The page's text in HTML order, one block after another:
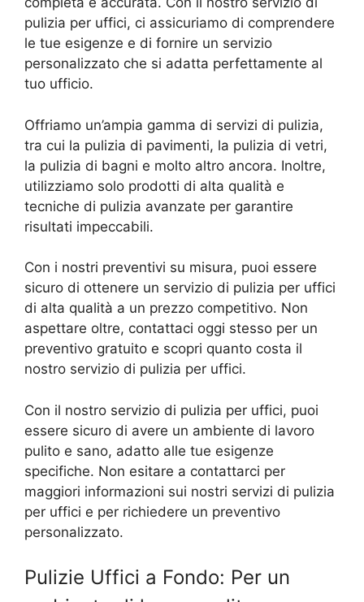
pulizia per uffici, ci assicuriamo di comprendere
le tue esigenze e di fornire un servizio
personalizzato che si adatta perfettamente al
tuo ufficio.
Offriamo un’ampia gamma di servizi di pulizia,
tra cui la pulizia di pavimenti, la pulizia di vetri,
la pulizia di bagni e molto altro ancora. Inoltre,
utilizziamo solo prodotti di alta qualità e
tecniche di pulizia avanzate per garantire
risultati impeccabili.
Con i nostri preventivi su misura, puoi essere
sicuro di ottenere un servizio di pulizia per uffici
di alta qualità a un prezzo competitivo. Non
aspettare oltre, contattaci oggi stesso per un
preventivo gratuito e scopri quanto costa il
nostro servizio di pulizia per uffici.
Con il nostro servizio di pulizia per uffici, puoi
essere sicuro di avere un ambiente di lavoro
pulito e sano, adatto alle tue esigenze
specifiche. Non esitare a contattarci per
maggiori informazioni sui nostri servizi di pulizia
per uffici e per richiedere un preventivo
personalizzato.
Pulizie Uffici a Fondo: Per un